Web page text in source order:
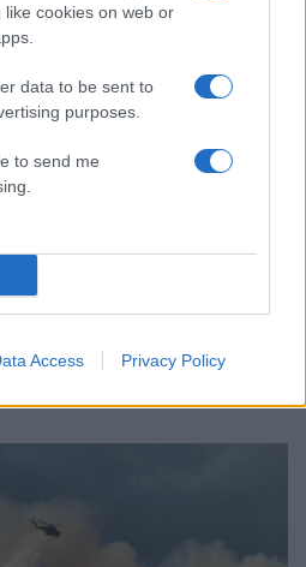
cookies on web or
data to be sent to
purposes.
to send me
Access Privacy Policy
ηλικιωμένες στη
400.000 ευρώ για να